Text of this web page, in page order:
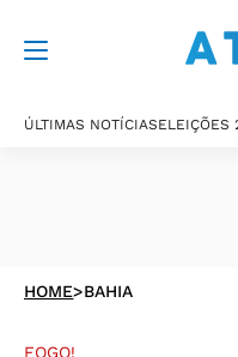
ÚLTIMAS NOTÍCIASELEIÇÕES
HOME>BAHIA
FOGO!